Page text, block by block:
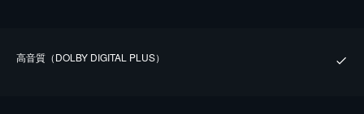
⾼⾳質（DOLBY DIGITAL PLUS）